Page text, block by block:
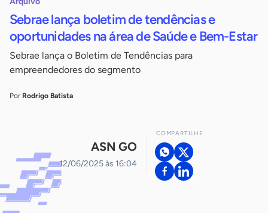
Sebrae lança boletim de tendências e
oportunidades na área de Saúde e Bem-Estar
Sebrae lança o Boletim de Tendências para
empreendedores do segmento
Por Rodrigo Batista
ASN GO
12/06/2025 às 16:04
COMPARTILHE